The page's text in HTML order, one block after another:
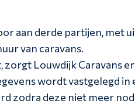
aan derde partijen, met
van caravans.
Louwdijk Caravans
wordt vastgelegd
zodra deze niet meer